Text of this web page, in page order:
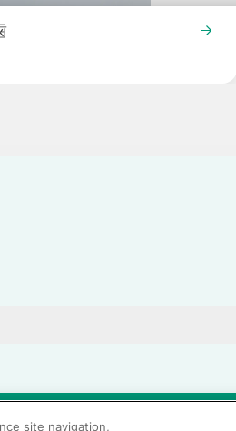
個人情報保護方針
site navigation,